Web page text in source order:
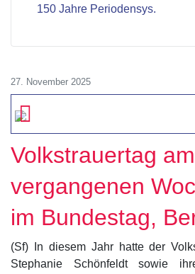
150 Jahre Periodensys.
27. November 2025
Volkstrauertag am
vergangenen
im Bundestag,
(Sf) In diesem Jahr hatte der
Stephanie Schönfeldt sowie